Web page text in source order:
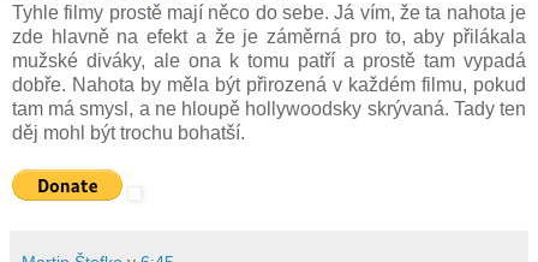
Tyhle filmy prostě mají něco do sebe. Já vím, že ta nahota je
zde hlavně na efekt a že je záměrná pro to, aby přilákala
mužské diváky, ale ona k tomu patří a prostě tam vypadá
dobře. Nahota by měla být přirozená v každém filmu, pokud
tam má smysl, a ne hloupě hollywoodsky skrývaná. Tady ten
děj mohl být trochu bohatší.